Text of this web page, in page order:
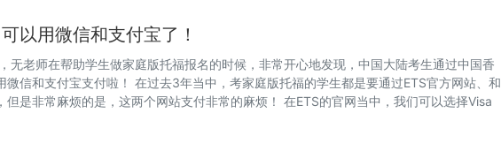
以用微信和支付宝了！
无老师在帮助学生做家庭版托福报名的时候，非常开心地发现，中国大陆考生通过中国香
信和支付宝支付啦！ 在过去3年当中，考家庭版托福的学生都是要通过ETS官方网站、和
是非常麻烦的是，这两个网站支付非常的麻烦！ 在ETS的官网当中，我们可以选择Visa